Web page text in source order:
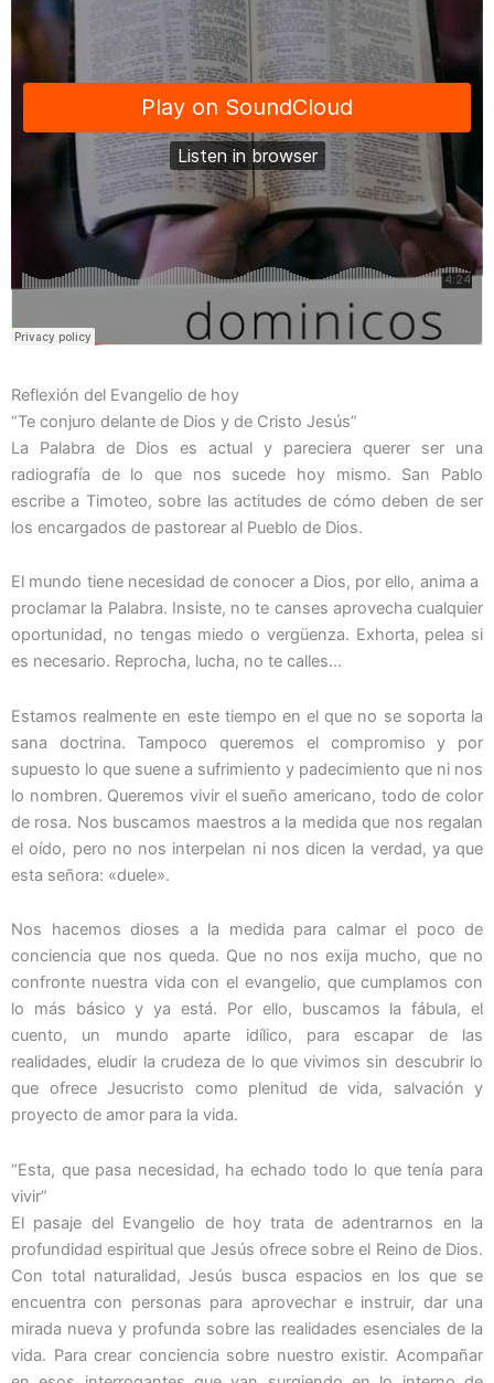
Reflexión del Evangelio de hoy
“Te conjuro delante de Dios y de Cristo Jesús”
La Palabra de Dios es actual y pareciera querer ser una
radiografía de lo que nos sucede hoy mismo. San Pablo
escribe a Timoteo, sobre las actitudes de cómo deben de ser
los encargados de pastorear al Pueblo de Dios.
El mundo tiene necesidad de conocer a Dios, por ello, anima a
proclamar la Palabra. Insiste, no te canses aprovecha cualquier
oportunidad, no tengas miedo o vergüenza. Exhorta, pelea si
es necesario. Reprocha, lucha, no te calles…
Estamos realmente en este tiempo en el que no se soporta la
sana doctrina. Tampoco queremos el compromiso y por
supuesto lo que suene a sufrimiento y padecimiento que ni nos
lo nombren. Queremos vivir el sueño americano, todo de color
de rosa. Nos buscamos maestros a la medida que nos regalan
el oído, pero no nos interpelan ni nos dicen la verdad, ya que
esta señora: «duele».
Nos hacemos dioses a la medida para calmar el poco de
conciencia que nos queda. Que no nos exija mucho, que no
confronte nuestra vida con el evangelio, que cumplamos con
lo más básico y ya está. Por ello, buscamos la fábula, el
cuento, un mundo aparte idílico, para escapar de las
realidades, eludir la crudeza de lo que vivimos sin descubrir lo
que ofrece Jesucristo como plenitud de vida, salvación y
proyecto de amor para la vida.
“Esta, que pasa necesidad, ha echado todo lo que tenía para
vivir”
El pasaje del Evangelio de hoy trata de adentrarnos en la
profundidad espiritual que Jesús ofrece sobre el Reino de Dios.
Con total naturalidad, Jesús busca espacios en los que se
encuentra con personas para aprovechar e instruir, dar una
mirada nueva y profunda sobre las realidades esenciales de la
vida. Para crear conciencia sobre nuestro existir. Acompañar